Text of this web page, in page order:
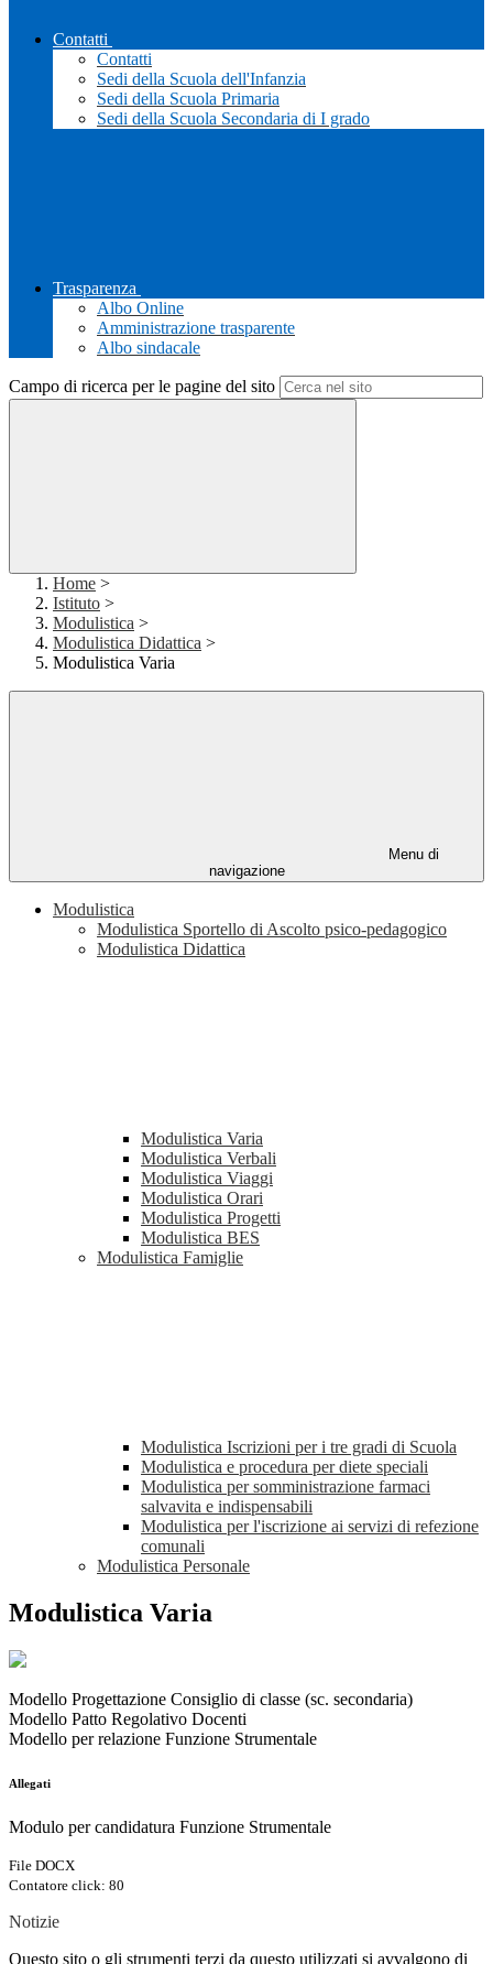
Contatti
Contatti
Sedi della Scuola dell'Infanzia
Sedi della Scuola Primaria
Sedi della Scuola Secondaria di I grado
Trasparenza
Albo Online
Amministrazione trasparente
Albo sindacale
Campo di ricerca per le pagine del sito
Home >
Istituto >
Modulistica >
Modulistica Didattica >
Modulistica Varia
Menu di
navigazione
Modulistica
Modulistica Sportello di Ascolto psico-pedagogico
Modulistica Didattica
Modulistica Varia
Modulistica Verbali
Modulistica Viaggi
Modulistica Orari
Modulistica Progetti
Modulistica BES
Modulistica Famiglie
Modulistica Iscrizioni per i tre gradi di Scuola
Modulistica e procedura per diete speciali
Modulistica per somministrazione farmaci
salvavita e indispensabili
Modulistica per l'iscrizione ai servizi di refezione
comunali
Modulistica Personale
Modulistica Varia
Modello Progettazione Consiglio di classe (sc. secondaria)
Modello Patto Regolativo Docenti
Modello per relazione Funzione Strumentale
Allegati
Modulo per candidatura Funzione Strumentale
File DOCX
Contatore click: 80
Notizie
Questo sito o gli strumenti terzi da questo utilizzati si avvalgono di